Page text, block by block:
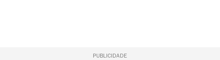
PUBLICIDADE